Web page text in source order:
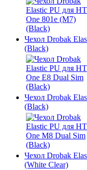
Чехол Drobak
(Black)
Чехол Drobak
(Black)
Чехол Drobak
(White Clear)